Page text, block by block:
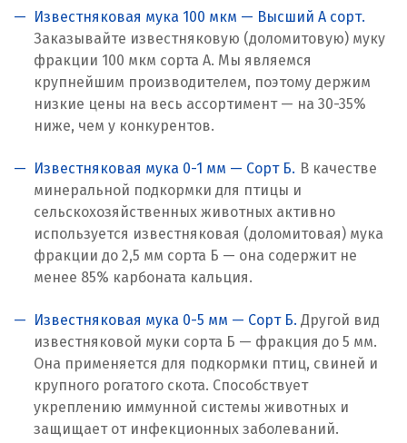
Кировград
Клин
Когалым
Коломна
Королёв
Кострома
Краснодар
Краснотурьинск
Красноуфимск
Известняковая мука 100 мкм — Высший А сорт.
Заказывайте известняковую (доломитовую) муку
фракции 100 мкм сорта А. Мы являемся
крупнейшим производителем, поэтому держим
низкие цены на весь ассортимент — на 30-35%
ниже, чем у конкурентов.
Известняковая мука 0-1 мм — Сорт Б. В качестве
минеральной подкормки для птицы и
сельскохозяйственных животных активно
используется известняковая (доломитовая) мука
фракции до 2,5 мм сорта Б — она содержит не
менее 85% карбоната кальция.
Известняковая мука 0-5 мм — Сорт Б. Другой вид
известняковой муки сорта Б — фракция до 5 мм.
Она применяется для подкормки птиц, свиней и
крупного рогатого скота. Способствует
укреплению иммунной системы животных и
защищает от инфекционных заболеваний.